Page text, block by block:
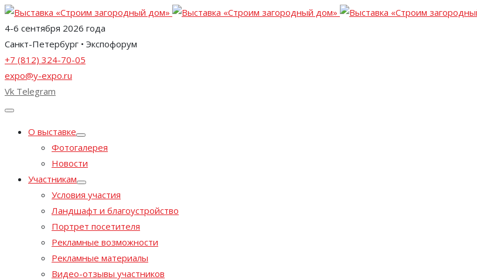
4-6 сентября 2026 года
Санкт-Петербург • Экспофорум
+7 (812) 324-70-05
expo@y-expo.ru
Vk Telegram
О выставке
Фотогалерея
Новости
Участникам
Условия участия
Ландшафт и благоустройство
Портрет посетителя
Рекламные возможности
Рекламные материалы
Видео-отзывы участников